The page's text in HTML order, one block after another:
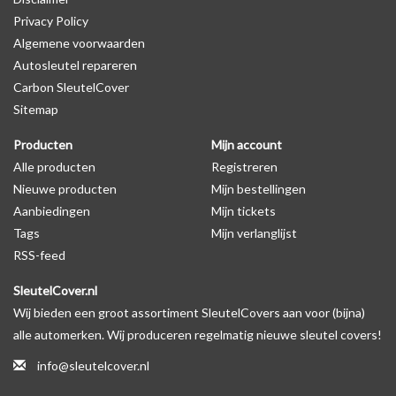
Levering
Voor 16:00 besteld = Dezelfde dag verzonden
Verzending naar België: 1/3 werkdagen
Merk: SleutelCover
Geschikt voor: Fiat
Gewicht: 20g
Materiaal: TPU
Geschikt voor o.a. de volgende modellen:
* Afhankelijk van het bouwjaar
* Controleer
altijd alsnog eerst uw model sleutel met het
Privacy Policy
Algemene voorwaarden
Autosleutel repareren
Carbon SleutelCover
Sitemap
Producten
Alle producten
Nieuwe producten
Aanbiedingen
Tags
RSS-feed
Mijn account
Registreren
Mijn bestellingen
Mijn tickets
Mijn verlanglijst
SleutelCover.nl
Wij bieden een groot assortiment SleutelCovers aan voor (bijna)
alle automerken. Wij produceren regelmatig nieuwe sleutel covers!
info@sleutelcover.nl